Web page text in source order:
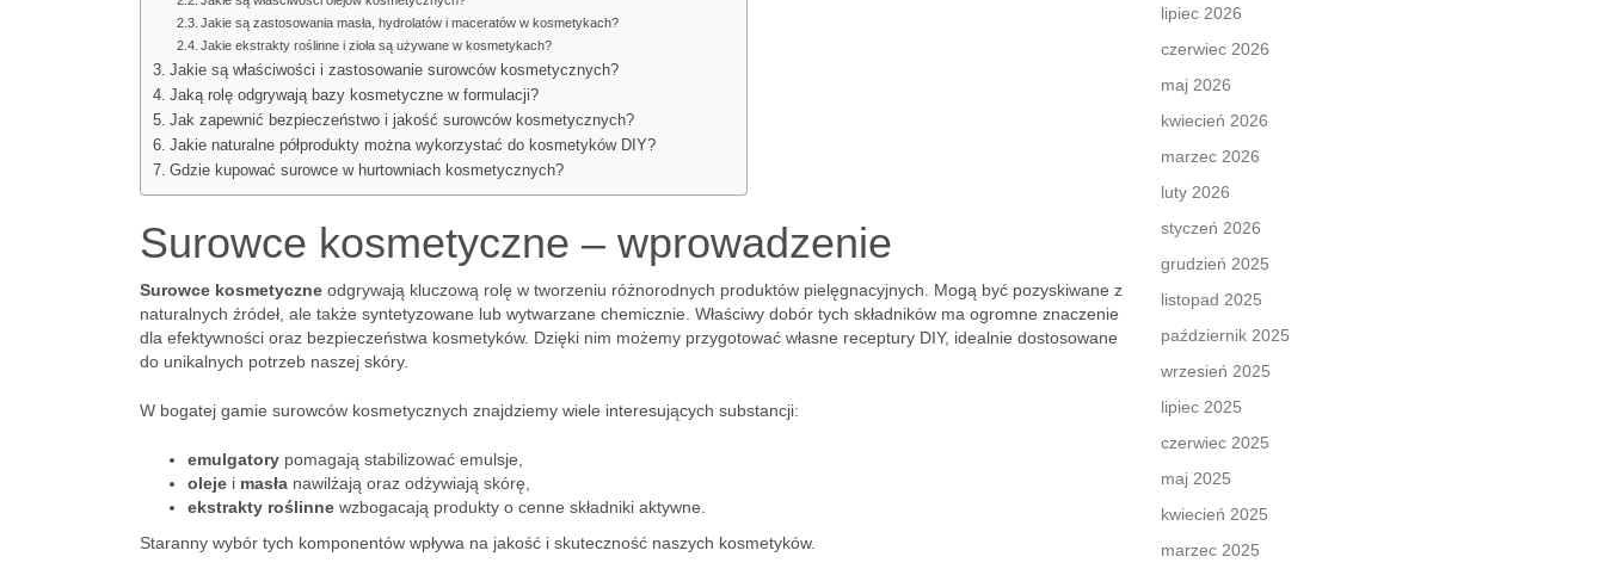
Jakie są zastosowania masła, hydrolatów i maceratów w kosmetykach?
Jakie ekstrakty roślinne i zioła są używane w kosmetykach?
Jakie są właściwości i zastosowanie surowców kosmetycznych?
Jaką rolę odgrywają bazy kosmetyczne w formulacji?
Jak zapewnić bezpieczeństwo i jakość surowców kosmetycznych?
Jakie naturalne półprodukty można wykorzystać do kosmetyków DIY?
Gdzie kupować surowce w hurtowniach kosmetycznych?
Surowce kosmetyczne – wprowadzenie
Surowce kosmetyczne odgrywają kluczową rolę w tworzeniu różnorodnych produktów pielęgnacyjnych. Mogą być pozyskiwane z
naturalnych źródeł, ale także syntetyzowane lub wytwarzane chemicznie. Właściwy dobór tych składników ma ogromne znaczenie
dla efektywności oraz bezpieczeństwa kosmetyków. Dzięki nim możemy przygotować własne receptury DIY, idealnie dostosowane
do unikalnych potrzeb naszej skóry.
W bogatej gamie surowców kosmetycznych znajdziemy wiele interesujących substancji:
emulgatory pomagają stabilizować emulsje,
oleje i masła nawilżają oraz odżywiają skórę,
ekstrakty roślinne wzbogacają produkty o cenne składniki aktywne.
Staranny wybór tych komponentów wpływa na jakość i skuteczność naszych kosmetyków.
lipiec 2026
czerwiec 2026
maj 2026
kwiecień 2026
marzec 2026
luty 2026
styczeń 2026
grudzień 2025
listopad 2025
październik 2025
wrzesień 2025
lipiec 2025
czerwiec 2025
maj 2025
kwiecień 2025
marzec 2025